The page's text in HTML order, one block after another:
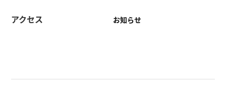
アクセス お知らせ